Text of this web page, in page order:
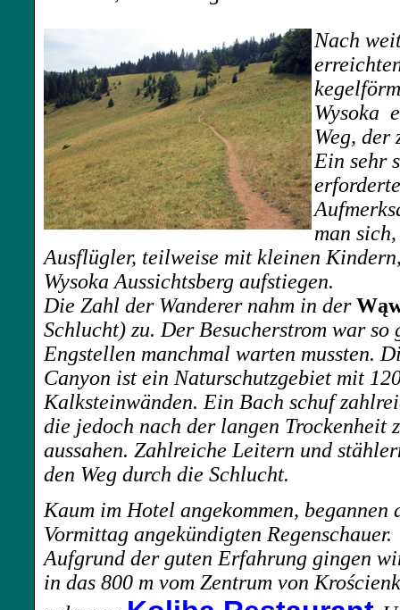
Nach
Wysoka
Weg, der
Ein sehr
man
Ausflügler, teilweise mit kleinen
Wysoka Aussichtsberg aufstiegen.
Die Zahl der Wanderer nahm in der
Schlucht) zu. Der Besucherstrom war so
Engstellen manchmal warten mussten.
Canyon ist ein Naturschutzgebiet mit
Kalksteinwänden. Ein Bach schuf
die jedoch nach der langen Trockenheit
aussahen. Zahlreiche Leitern und
den Weg durch die Schlucht.
Kaum im Hotel angekommen, begannen
Vormittag angekündigten Regenschauer.
Aufgrund der guten Erfahrung gingen
in das 800 m vom Zentrum von